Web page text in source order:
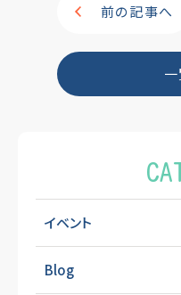
前の記事へ
イベント
Blog